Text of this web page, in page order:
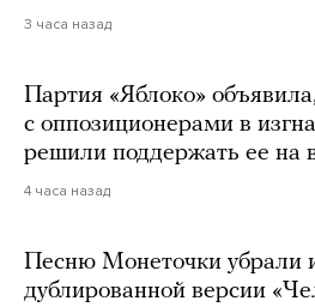
3 часа назад
Партия «Яблоко»
с оппозиционерами в
решили поддержать ее на
4 часа назад
Песню Монеточки убрали
дублированной версии